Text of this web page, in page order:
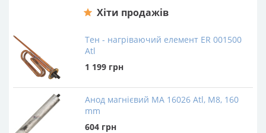
Хіти продажів
Тен - нагріваючий елемент ER 001500
Atl
1 199 грн
Анод магнієвий МА 16026 Atl, М8, 160
mm
604 грн